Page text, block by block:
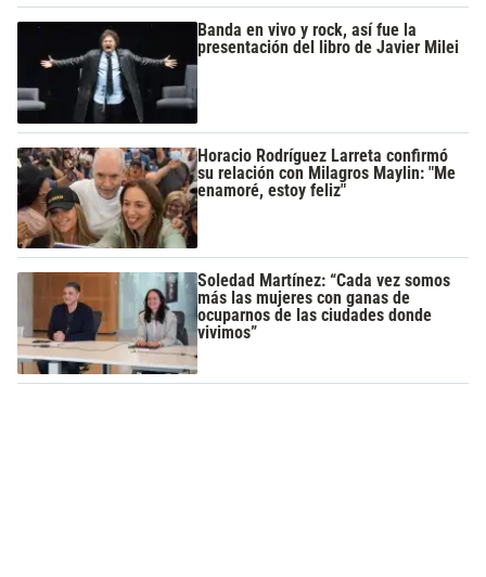
Banda en vivo y rock, así fue la
presentación del libro de Javier Milei
Horacio Rodríguez Larreta confirmó
su relación con Milagros Maylin: "Me
enamoré, estoy feliz"
Soledad Martínez: “Cada vez somos
más las mujeres con ganas de
ocuparnos de las ciudades donde
vivimos”